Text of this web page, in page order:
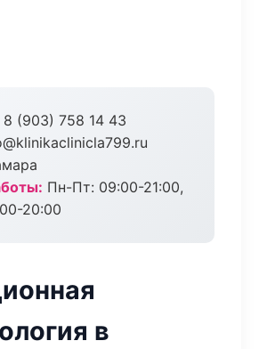
8 (903) 758 14 43
Пн-Пт: 09:00-21:00,
20:00
в